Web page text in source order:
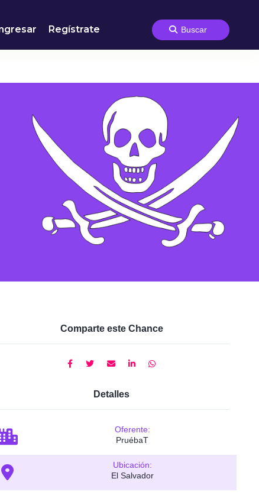
Regístrate
Comparte este Chance
Detalles
Oferente:
PruébaT
Ubicación:
El Salvador